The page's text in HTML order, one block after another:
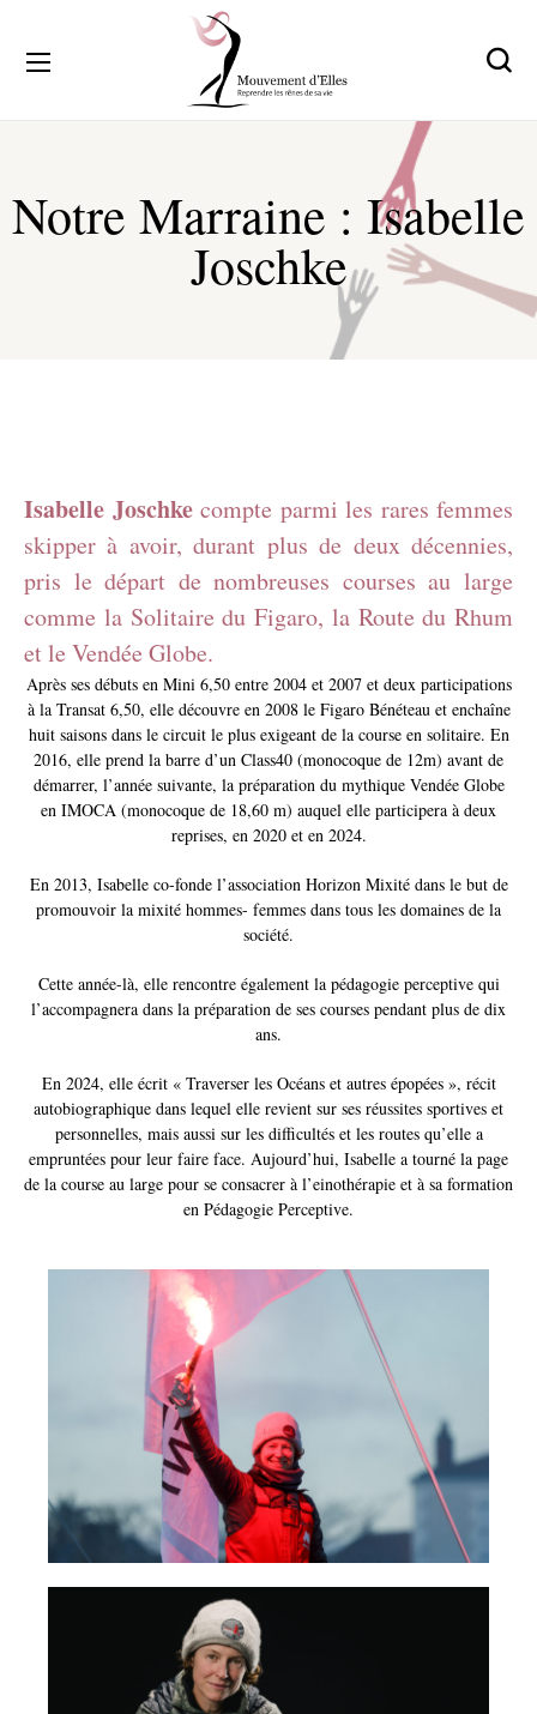
Notre Marraine : Isabelle
Joschke
Isabelle Joschkecompte parmi les rares femmes
skipper à avoir, durant plus de deux décennies,
pris le départ de nombreuses courses au large
comme la Solitaire du Figaro, la Route du Rhum
et le Vendée Globe.
Après ses débuts en Mini 6,50 entre 2004 et 2007 et deux participations
à la Transat 6,50, elle découvre en 2008 le Figaro Bénéteau et enchaîne
huit saisons dans le circuit le plus exigeant de la course en solitaire. En
2016, elle prend la barre d’un Class40 (monocoque de 12m) avant de
démarrer, l’année suivante, la préparation du mythique Vendée Globe
en IMOCA (monocoque de 18,60 m) auquel elle participera à deux
reprises, en 2020 et en 2024.
En 2013, Isabelle co-fonde l’association Horizon Mixité dans le but de
promouvoir la mixité hommes- femmes dans tous les domaines de la
société.
Cette année-là, elle rencontre également la pédagogie perceptive qui
l’accompagnera dans la préparation de ses courses pendant plus de dix
ans.
En 2024, elle écrit « Traverser les Océans et autres épopées », récit
autobiographique dans lequel elle revient sur ses réussites sportives et
personnelles, mais aussi sur les difficultés et les routes qu’elle a
empruntées pour leur faire face. Aujourd’hui, Isabelle a tourné la page
de la course au large pour se consacrer à l’einothérapie et à sa formation
en Pédagogie Perceptive.